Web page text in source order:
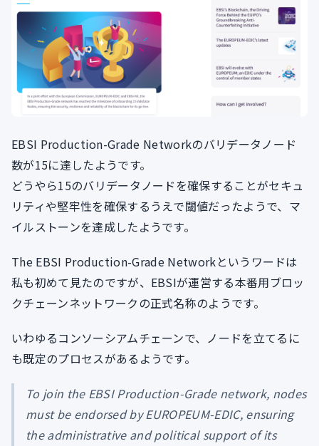
EBSI Production-Grade Networkのバリデータノード
数が15に達したようです。
どうやら15のバリデータノードを確保することがセキュ
リティや堅牢性を確保するうえで閾値だったようで、マ
イルストーンを達成したようです。
The EBSI Production-Grade Networkというワードは
私も初めて見たのですが、EBSIが運営する本番用ブロッ
クチェーンネットワークの正式名称のようです。
いわゆるコンソーシアムチェーンで、ノードを立てるに
も既定のプロセスがあるようです。
To join the EBSI Production-Grade network, nodes
must be endorsed by EUROPEUM-EDIC, ensuring
the administrative and political support of its